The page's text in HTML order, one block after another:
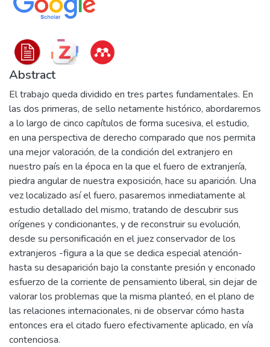
Abstract
El trabajo queda dividido en tres partes fundamentales. En
las dos primeras, de sello netamente histórico, abordaremos
a lo largo de cinco capítulos de forma sucesiva, el estudio,
en una perspectiva de derecho comparado que nos permita
una mejor valoración, de la condición del extranjero en
nuestro país en la época en la que el fuero de extranjería,
piedra angular de nuestra exposición, hace su aparición. Una
vez localizado así el fuero, pasaremos inmediatamente al
estudio detallado del mismo, tratando de descubrir sus
orígenes y condicionantes, y de reconstruir su evolución,
desde su personificación en el juez conservador de los
extranjeros -figura a la que se dedica especial atención-
hasta su desaparición bajo la constante presión y enconado
esfuerzo de la corriente de pensamiento liberal, sin dejar de
valorar los problemas que la misma planteó, en el plano de
las relaciones internacionales, ni de observar cómo hasta
entonces era el citado fuero efectivamente aplicado, en vía
contenciosa.